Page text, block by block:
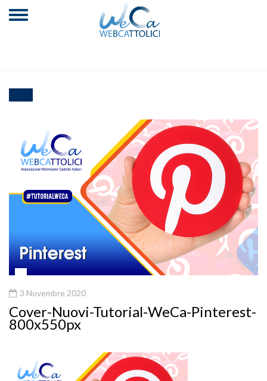
3 Novembre 2020
Cover-Nuovi-Tutorial-WeCa-Pinterest-
800x550px